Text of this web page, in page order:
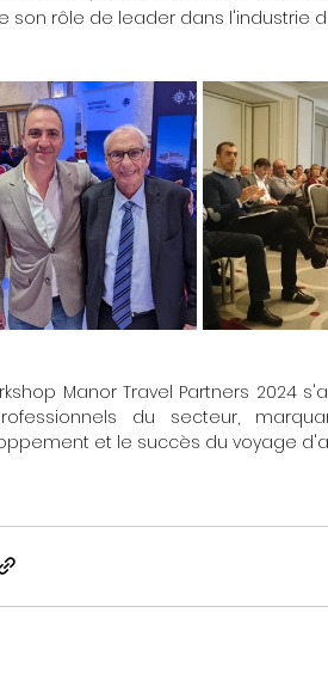
son rôle de leader dans l'industrie
Manor Travel Partners 2024
du secteur,
et le succès du voyage